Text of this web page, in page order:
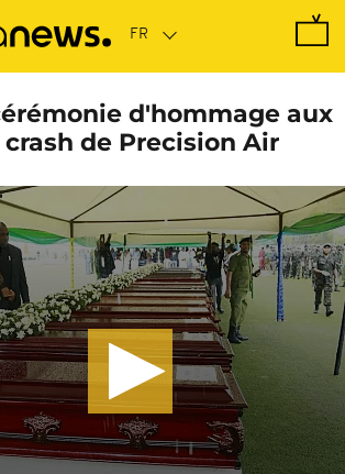
d'hommage aux
de Precision Air